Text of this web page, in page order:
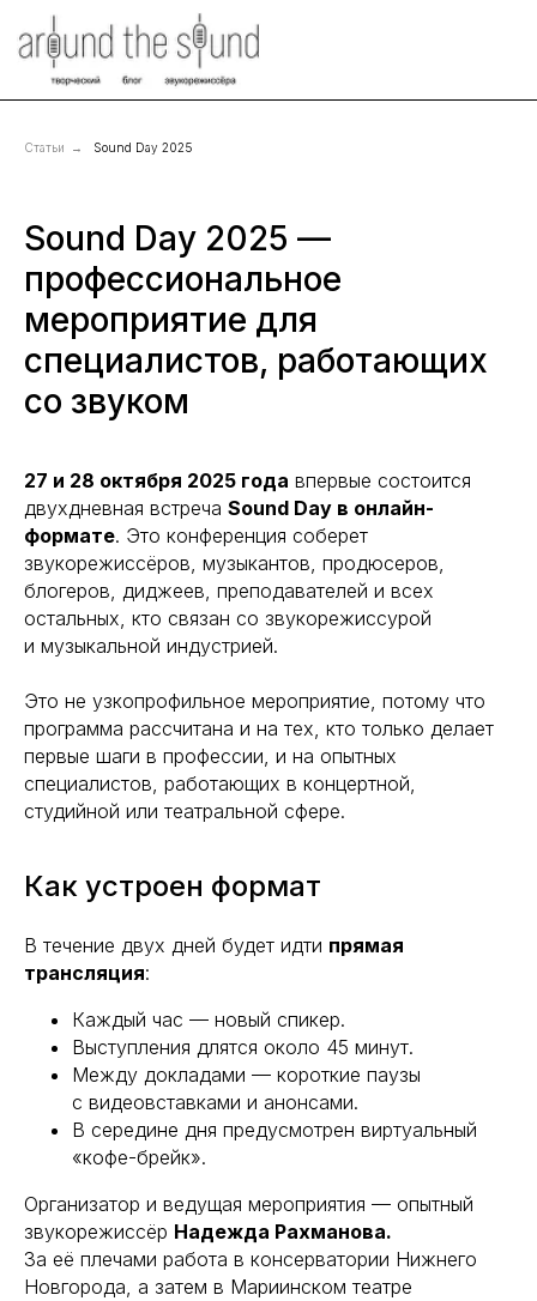
Статьи → Sound Day 2025
Sound Day 2025 —
профессиональное
мероприятие для
специалистов, работающих
со звуком
27 и 28 октября 2025 года впервые состоится
двухдневная встреча Sound Day в онлайн-
формате. Это конференция соберет
звукорежиссёров, музыкантов, продюсеров,
блогеров, диджеев, преподавателей и всех
остальных, кто связан со звукорежиссурой
и музыкальной индустрией.
Это не узкопрофильное мероприятие, потому что
программа рассчитана и на тех, кто только делает
первые шаги в профессии, и на опытных
специалистов, работающих в концертной,
студийной или театральной сфере.
Как устроен формат
В течение двух дней будет идти прямая
трансляция:
Каждый час — новый спикер.
Выступления длятся около 45 минут.
Между докладами — короткие паузы
с видеовставками и анонсами.
В середине дня предусмотрен виртуальный
«кофе-брейк».
Организатор и ведущая мероприятия — опытный
звукорежиссёр Надежда Рахманова.
За её плечами работа в консерватории Нижнего
Новгорода, а затем в Мариинском театре